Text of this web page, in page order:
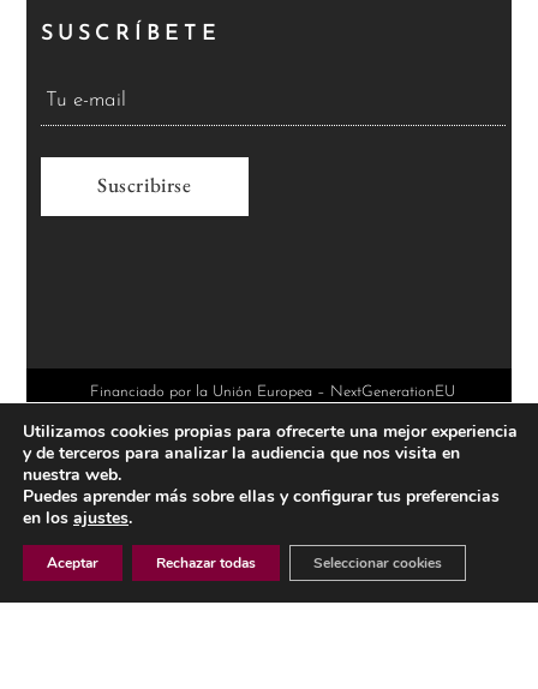
SUSCRÍBETE
n
a
t
Financiado por la Unión Europea – NextGenerationEU
Utilizamos cookies propias para ofrecerte una mejor experiencia
y de terceros para analizar la audiencia que nos visita en
nuestra web.
Puedes aprender más sobre ellas y configurar tus preferencias
en los ajustes.
Aceptar Rechazar todas Seleccionar cookies